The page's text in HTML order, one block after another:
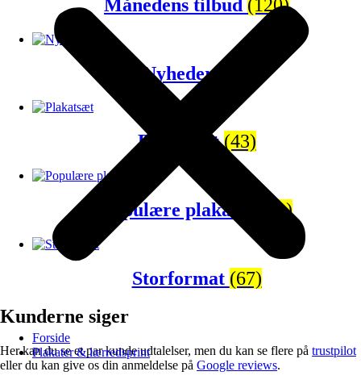
Forside
Plakater & lærredsprint
Månedens tilbud (120)
Nyheder
Plakatsæt(43)
Populære plakater (81)
Storformat (67)
Kunderne siger
Her kan du se et par kunde udtalelser, men du kan se flere på trustpilot
eller du kan give os din anmeldelse på Google reviews.